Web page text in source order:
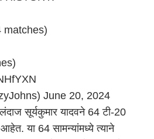
matches)
June 20, 2024
सूर्यकुमार यादवने 64 टी-20
या 64 सामन्यांमध्ये त्याने